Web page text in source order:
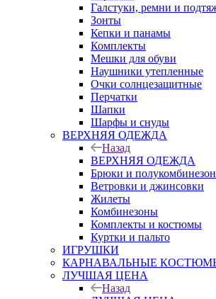
Галстуки, ремни и
Зонты
Кепки и панамы
Комплекты
Мешки для обуви
Наушники утепленные
Очки солнцезащитные
Перчатки
Шапки
Шарфы и снуды
ВЕРХНЯЯ ОДЕЖДА
Назад
ВЕРХНЯЯ ОДЕЖДА
Брюки и
Ветровки и джинсовки
Жилеты
Комбинезоны
Комплекты и костюмы
Куртки и пальто
ИГРУШКИ
КАРНАВАЛЬНЫЕ
ЛУЧШАЯ ЦЕНА
Назад